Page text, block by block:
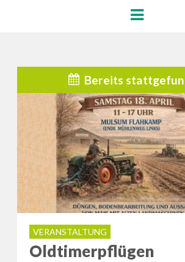
Menu
Bereits
VERANSTALTUNG
Oldtimerpflügen